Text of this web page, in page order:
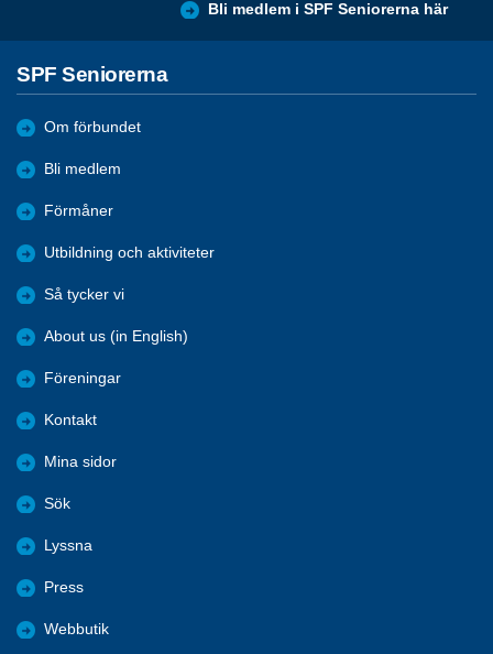
Bli medlem i SPF Seniorerna här
SPF Seniorerna
Om förbundet
Bli medlem
Förmåner
Utbildning och aktiviteter
Så tycker vi
About us (in English)
Föreningar
Kontakt
Mina sidor
Sök
Lyssna
Press
Webbutik